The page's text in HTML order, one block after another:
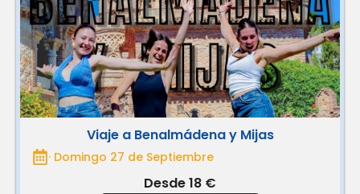
Viaje a Benalmádena y Mijas
· Domingo 27 de Septiembre
Desde 18 €